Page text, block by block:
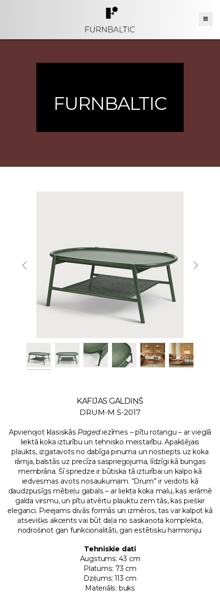
FURNBALTIC
KAFIJAS GALDIŅŠ
DRUM-M S-2017
Apvienojot klasiskās Pagediezīmes – pītu rotangu – ar vieglā
liektā koka izturību un tehnisko meistarību. Apakšējais
plaukts, izgatavots no dabīga pinuma un nostiepts uz koka
rāmja, balstās uz precīza saspriegojuma, līdzīgi kā bungas
membrāna. Šī spriedze ir būtiska tā izturībai un kalpo kā
iedvesmas avots nosaukumam. “Drum” ir veidots kā
daudzpusīgs mēbeļu gabals – ar liekta koka malu, kas ierāmē
galda virsmu, un pītu atvērtu plauktu zem tās, kas piešķir
eleganci. Pieejams divās formās un izmēros, tas var kalpot kā
atsevišķs akcents vai būt daļa no saskaņota komplekta,
nodrošinot gan funkcionalitāti, gan estētisku harmoniju.
Tehniskie dati
Augstums: 43 cm
Platums: 73 cm
Dziļums: 113 cm
Materiāls: buks